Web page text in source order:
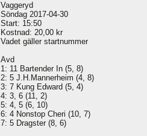
Vaggeryd
Söndag 2017-04-30
Start: 15:50
Kostnad: 20,00 kr
Vadet gäller startnummer
Avd
1: 11 Bartender In (5, 8)
2: 5 J.H.Mannerheim (4, 8)
3: 7 Kung Edward (5, 4)
4: 3, 6 (11, 2)
5: 4, 5 (6, 10)
6: 4 Nonstop Cheri (10, 7)
7: 5 Dragster (8, 6)